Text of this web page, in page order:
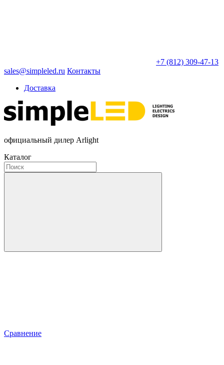
+7 (812) 309-47-13
sales@simpleled.ru Контакты
Доставка
официальный дилер Arlight
Каталог
Сравнение